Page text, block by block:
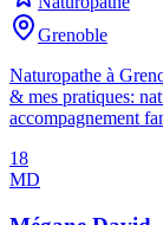
Grenoble
Naturopathe à
& mes pratiques:
accompagnement
18
MD